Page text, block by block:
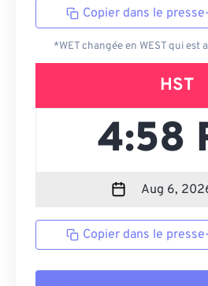
Copier dans le
*WET changée en WEST qui est
HST
Copier dans le